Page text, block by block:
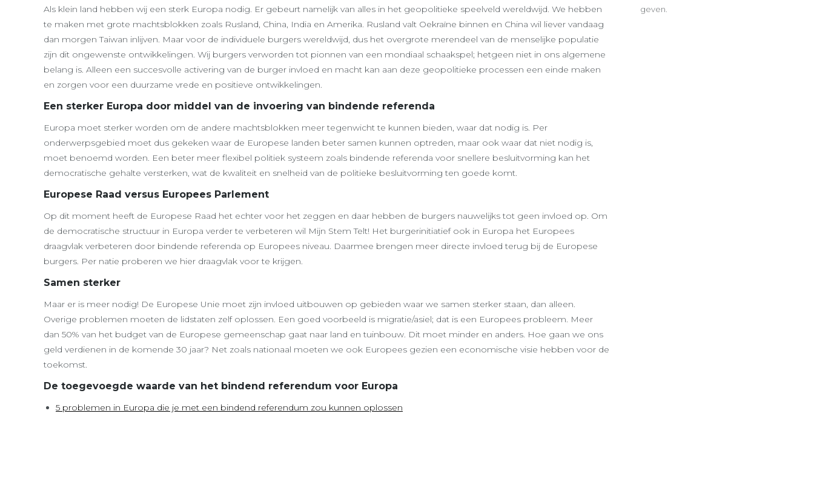
Als klein land hebben wij een sterk Europa nodig. Er gebeurt namelijk van alles in het geopolitieke speelveld wereldwijd. We hebben
te maken met grote machtsblokken zoals Rusland, China, India en Amerika. Rusland valt Oekraïne binnen en China wil liever vandaag
dan morgen Taiwan inlijven. Maar voor de individuele burgers wereldwijd, dus het overgrote merendeel van de menselijke populatie
zijn dit ongewenste ontwikkelingen. Wij burgers verworden tot pionnen van een mondiaal schaakspel; hetgeen niet in ons algemene
belang is. Alleen een succesvolle activering van de burger invloed en macht kan aan deze geopolitieke processen een einde maken
en zorgen voor een duurzame vrede en positieve ontwikkelingen.
Een sterker Europa door middel van de invoering van bindende referenda
Europa moet sterker worden om de andere machtsblokken meer tegenwicht te kunnen bieden, waar dat nodig is. Per
onderwerpsgebied moet dus gekeken waar de Europese landen beter samen kunnen optreden, maar ook waar dat niet nodig is,
moet benoemd worden. Een beter meer flexibel politiek systeem zoals bindende referenda voor snellere besluitvorming kan het
democratische gehalte versterken, wat de kwaliteit en snelheid van de politieke besluitvorming ten goede komt.
Europese Raad versus Europees Parlement
Op dit moment heeft de Europese Raad het echter voor het zeggen en daar hebben de burgers nauwelijks tot geen invloed op. Om
de democratische structuur in Europa verder te verbeteren wil Mijn Stem Telt! Het burgerinitiatief ook in Europa het Europees
draagvlak verbeteren door bindende referenda op Europees niveau. Daarmee brengen meer directe invloed terug bij de Europese
burgers. Per natie proberen we hier draagvlak voor te krijgen.
Samen sterker
Maar er is meer nodig! De Europese Unie moet zijn invloed uitbouwen op gebieden waar we samen sterker staan, dan alleen.
Overige problemen moeten de lidstaten zelf oplossen. Een goed voorbeeld is migratie/asiel; dat is een Europees probleem. Meer
dan 50% van het budget van de Europese gemeenschap gaat naar land en tuinbouw. Dit moet minder en anders. Hoe gaan we ons
geld verdienen in de komende 30 jaar? Net zoals nationaal moeten we ook Europees gezien een economische visie hebben voor de
toekomst.
De toegevoegde waarde van het bindend referendum voor Europa
5 problemen in Europa die je met een bindend referendum zou kunnen oplossen
geven.